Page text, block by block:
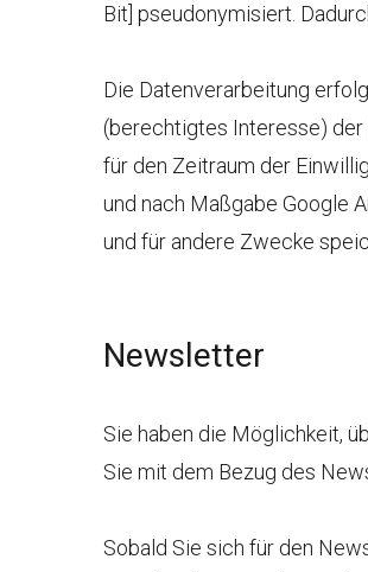
Bit] pseudonymisiert.
Die Datenverarbeitung
(berechtigtes Interesse) der
für den Zeitraum der
und nach Maßgabe Google
und für andere Zwecke
Newsletter
Sie haben die Möglichkeit,
Sie mit dem Bezug des
Sobald Sie sich für den